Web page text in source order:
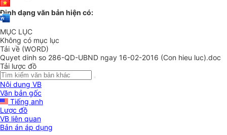
Định dạng văn bản hiện có:
MỤC LỤC
Không có mục lục
Tải về (WORD)
Quyet dinh so 286-QD-UBND ngay 16-02-2016 (Con hieu luc).doc
Tải lược đồ
Nội dung VB
Văn bản gốc
Tiếng anh
Lược đồ
VB liên quan
Bản án áp dụng